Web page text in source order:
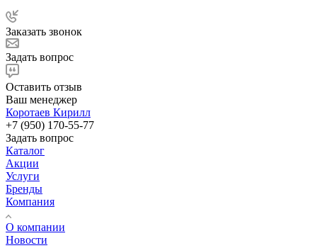
Заказать звонок
Задать вопрос
Оставить отзыв
Ваш менеджер
Коротаев Кирилл
+7 (950) 170-55-77
Задать вопрос
Каталог
Акции
Услуги
Бренды
Компания
О компании
Новости